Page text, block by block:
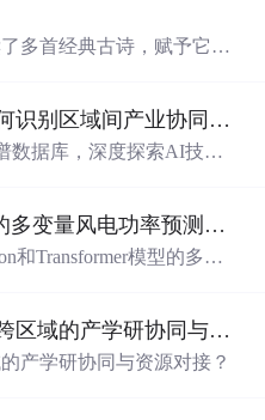
多首经典古诗，赋予它们
产业园区运营负责人如何识别区域间产业协同机会？.docx
数据库，深度探索AI技术
推动科技创新与产业创新
Python基于Transformer的多变量风电功率预测研究
和Transformer模型的多变
量作为输入特征，构建高
测的稳健性与可靠性，研
如何利用知识图谱实现跨区域的产学研协同与资源对接？.docx
产学研协同与资源对接？